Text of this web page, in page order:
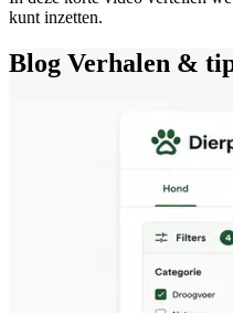
kunt inzetten.
Blog Verhalen &